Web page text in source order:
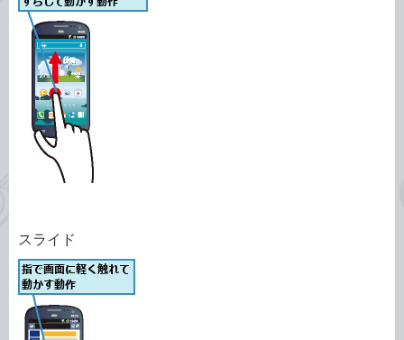
スライド